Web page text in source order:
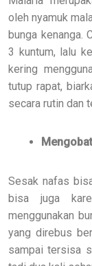
oleh nyamuk
bunga kenanga.
3 kuntum, lalu
kering
tutup rapat,
secara rutin dan
Sesak nafas
bisa juga
menggunakan
yang direbus
sampai tersisa